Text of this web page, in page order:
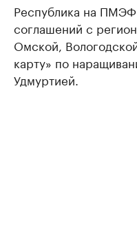
Республика на ПМЭФ
соглашений с
Омской,
карту» по
Удмуртией.